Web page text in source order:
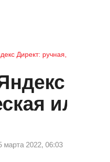
Директ: ручная,
или
марта 2022, 06:03